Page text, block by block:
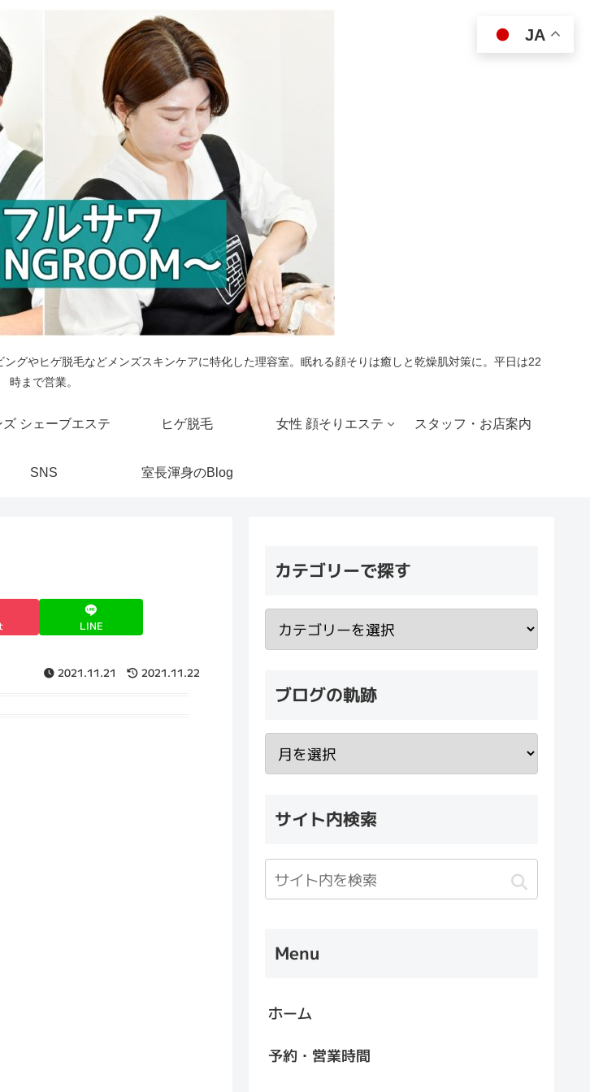
グやヒゲ脱毛などメンズスキンケアに特化した理容室。眠れる顔そりは癒しと乾燥肌対策に。平日は22
時まで営業。
ズ シェーブエステ ヒゲ脱毛 女性 顔そりエステ スタッフ・お店案内
SNS 室長渾身のBlog
LINE
2021.11.21 2021.11.22
カテゴリーで探す
ブログの軌跡
サイト内検索
Menu
ホーム
予約・営業時間
JA